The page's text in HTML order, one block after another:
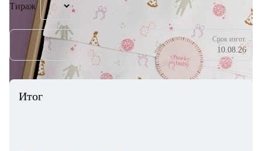
Тираж
Срок изгот.
10.08.26
Итог